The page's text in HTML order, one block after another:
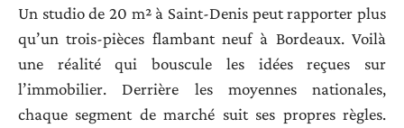
Un studio de 20 m² à Saint-Denis peut rapporter plus
qu’un trois-pièces flambant neuf à Bordeaux. Voilà
une réalité qui bouscule les idées reçues sur
l’immobilier. Derrière les moyennes nationales,
chaque segment de marché suit ses propres règles.